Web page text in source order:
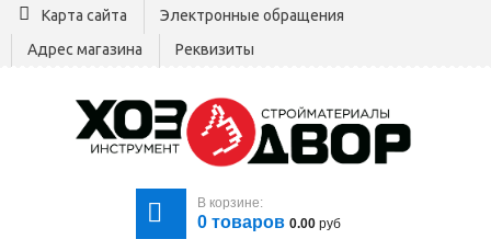
Карта сайта
Электронные обращения
Адрес магазина
Реквизиты
В корзине:
0 товаров 0.00 руб